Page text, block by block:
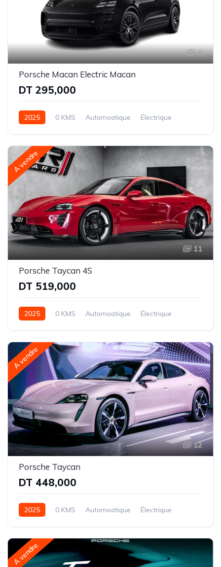
6
Porsche Macan Electric Macan
DT 295,000
2025 0 KMS Automoatique
Électrique
A vendre
11
Porsche Taycan 4S
DT 519,000
2025 0 KMS Automoatique
Électrique
A vendre
12
Porsche Taycan
DT 448,000
2025 0 KMS Automoatique
Électrique
A vendre